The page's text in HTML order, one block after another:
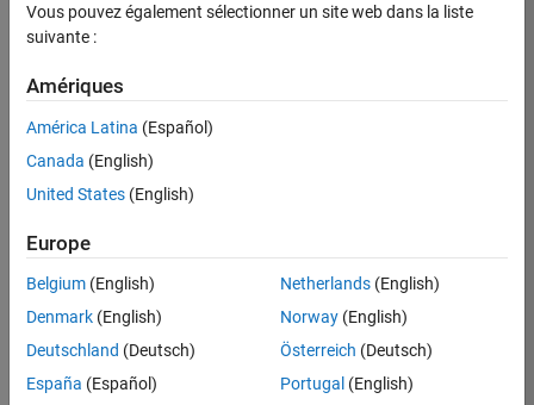
Senior
Software
Quality
Engineer
maintenant
Poste:
36935-
Vous pouvez également sélectionner un site web dans la liste
suivante :
Amériques
América Latina (Español)
Canada (English)
United States (English)
Europe
Belgium (English)
Denmark (English)
Deutschland (Deutsch)
España (Español)
Netherlands(English)
Norway(English)
Österreich (Deutsch)
Portugal (English)